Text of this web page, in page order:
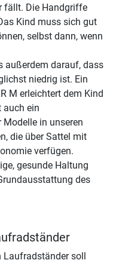
fällt. Die Handgriffe
Kind muss sich gut
selbst dann, wenn
außerdem darauf, dass
niedrig ist. Ein
M erleichtert dem Kind
auch ein
Modelle in unseren
die über Sattel mit
verfügen.
gesunde Haltung
des
Laufradständer soll